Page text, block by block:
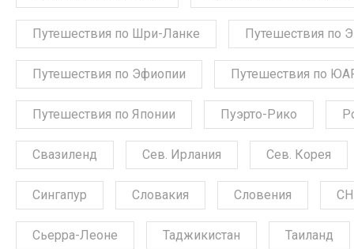
Путешествия по Шри-Ланке Путешествия по
Путешествия по Эфиопии Путешествия по
Путешествия по Японии Пуэрто-Рико
Свазиленд Сев. Ирлания Сев. Корея
Сингапур Словакия Словения
Сьерра-Леоне Таджикистан Таиланд